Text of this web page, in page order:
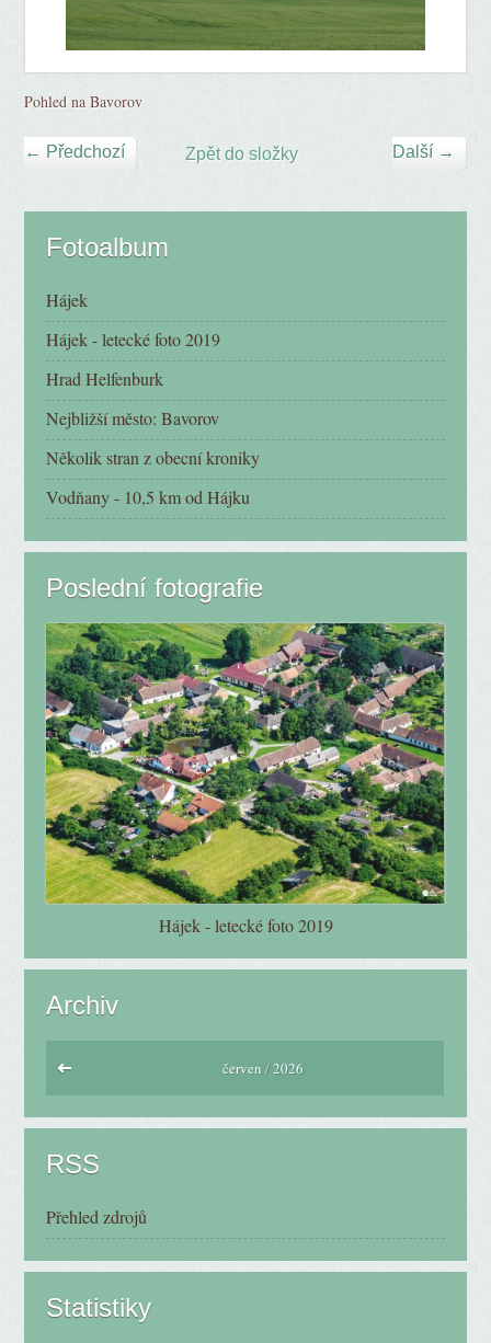
Pohled na Bavorov
← Předchozí Další →
Zpět do složky
Fotoalbum
Hájek
Hájek - letecké foto 2019
Hrad Helfenburk
Nejbližší město: Bavorov
Několik stran z obecní kroniky
Vodňany - 10,5 km od Hájku
Poslední fotografie
Hájek - letecké foto 2019
Archiv
červen /2026
RSS
Přehled zdrojů
Statistiky